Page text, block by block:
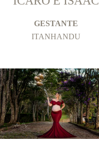
GESTANTE
ITANHANDU